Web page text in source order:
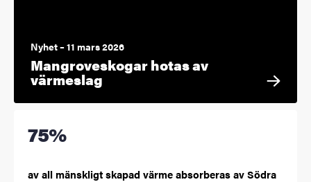
Nyhet – 11 mars 2026
Mangroveskogar hotas av
värmeslag
75%
av all mänskligt skapad värme absorberas av Södra